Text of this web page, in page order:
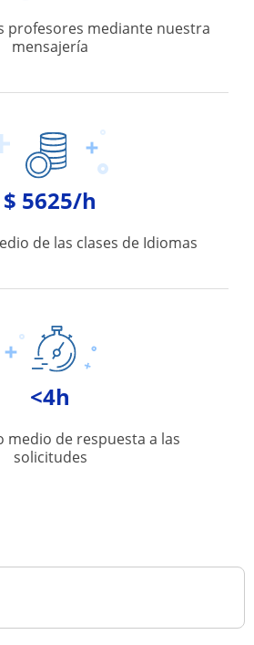
profesores mediante nuestra
mensajería
$ 5625/h
de las clases de Idiomas
<4h
medio de respuesta a las
solicitudes